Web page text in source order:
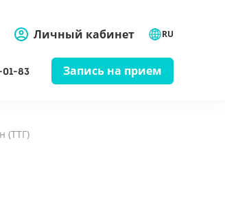
Личный кабинет RU
01-83 Запись на прием
(ТТГ)